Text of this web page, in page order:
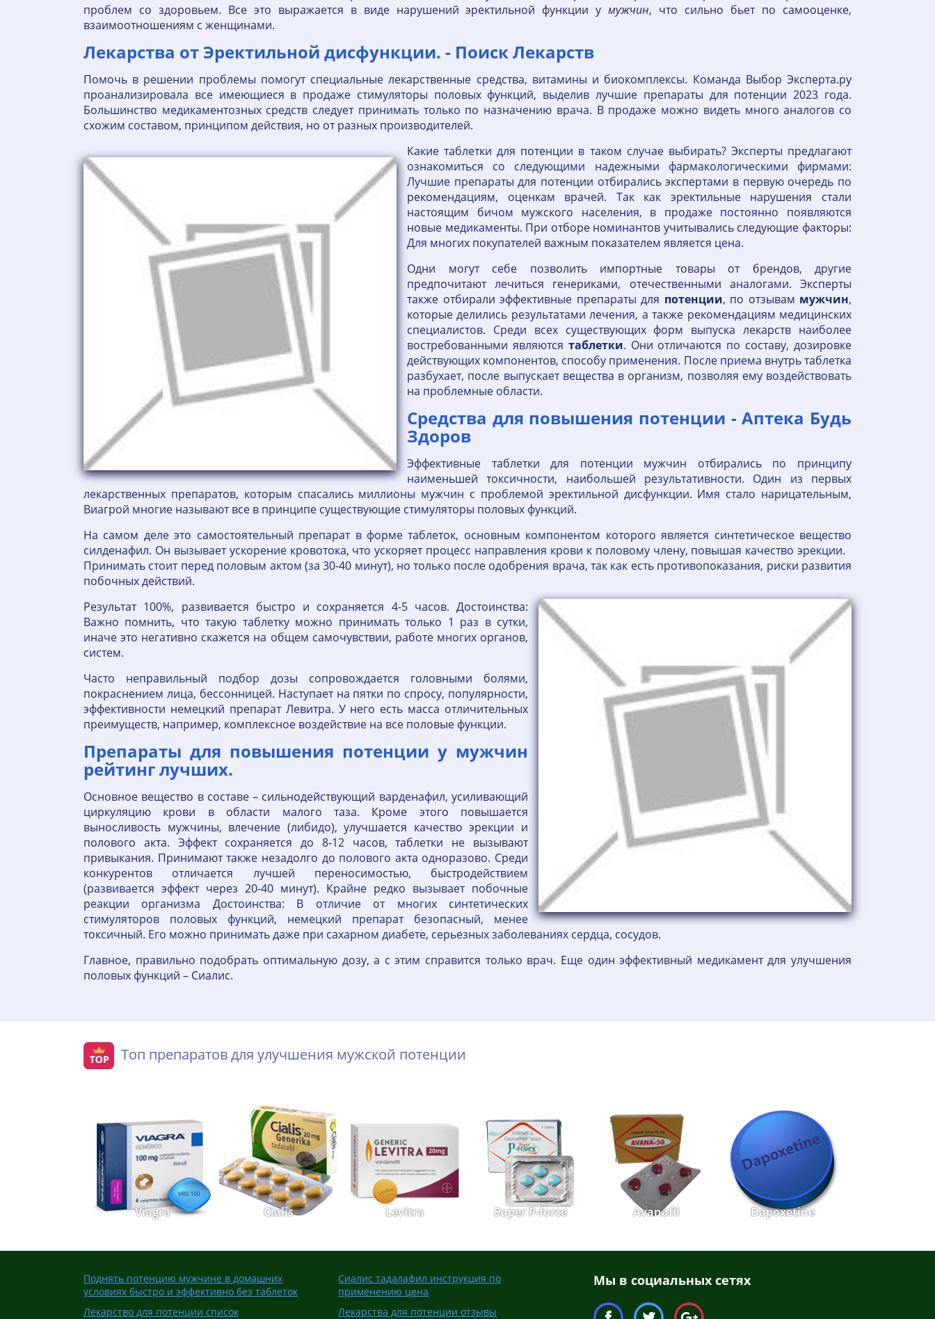
проблем со здоровьем. Все это выражается в виде нарушений эректильной функции умужчин, что сильно бьет по самооценке,
взаимоотношениям с женщинами.
Лекарства от Эректильной дисфункции. - Поиск Лекарств
Помочь в решении проблемы помогут специальные лекарственные средства, витамины и биокомплексы. Команда Выбор Эксперта.ру
проанализировала все имеющиеся в продаже стимуляторы половых функций, выделив лучшие препараты для потенции 2023 года.
Большинство медикаментозных средств следует принимать только по назначению врача. В продаже можно видеть много аналогов со
схожим составом, принципом действия, но от разных производителей.
Какие таблетки для потенции в таком случае выбирать? Эксперты предлагают
ознакомиться со следующими надежными фармакологическими фирмами:
Лучшие препараты для потенции отбирались экспертами в первую очередь по
рекомендациям, оценкам врачей. Так как эректильные нарушения стали
настоящим бичом мужского населения, в продаже постоянно появляются
новые медикаменты. При отборе номинантов учитывались следующие факторы:
Для многих покупателей важным показателем является цена.
Одни могут себе позволить импортные товары от брендов, другие
предпочитают лечиться генериками, отечественными аналогами. Эксперты
также отбирали эффективные препараты для потенции, по отзывам мужчин,
которые делились результатами лечения, а также рекомендациям медицинских
специалистов. Среди всех существующих форм выпуска лекарств наиболее
востребованными являются таблетки. Они отличаются по составу, дозировке
действующих компонентов, способу применения. После приема внутрь таблетка
разбухает, после выпускает вещества в организм, позволяя ему воздействовать
на проблемные области.
Средства для повышения потенции - Аптека Будь
Здоров
Эффективные таблетки для потенции мужчин отбирались по принципу
наименьшей токсичности, наибольшей результативности. Один из первых
лекарственных препаратов, которым спасались миллионы мужчин с проблемой эректильной дисфункции. Имя стало нарицательным,
Виагрой многие называют все в принципе существующие стимуляторы половых функций.
На самом деле это самостоятельный препарат в форме таблеток, основным компонентом которого является синтетическое вещество
силденафил. Он вызывает ускорение кровотока, что ускоряет процесс направления крови к половому члену, повышая качество эрекции.
Принимать стоит перед половым актом (за 30-40 минут), но только после одобрения врача, так как есть противопоказания, риски развития
побочных действий.
Результат 100%, развивается быстро и сохраняется 4-5 часов. Достоинства:
Важно помнить, что такую таблетку можно принимать только 1 раз в сутки,
иначе это негативно скажется на общем самочувствии, работе многих органов,
систем.
Часто неправильный подбор дозы сопровождается головными болями,
покраснением лица, бессонницей. Наступает на пятки по спросу, популярности,
эффективности немецкий препарат Левитра. У него есть масса отличительных
преимуществ, например, комплексное воздействие на все половые функции.
Препараты для повышения потенции у мужчин
рейтинг лучших.
Основное вещество в составе – сильнодействующий варденафил, усиливающий
циркуляцию крови в области малого таза. Кроме этого повышается
выносливость мужчины, влечение (либидо), улучшается качество эрекции и
полового акта. Эффект сохраняется до 8-12 часов, таблетки не вызывают
привыкания. Принимают также незадолго до полового акта одноразово. Среди
конкурентов отличается лучшей переносимостью, быстродействием
(развивается эффект через 20-40 минут). Крайне редко вызывает побочные
реакции организма Достоинства: В отличие от многих синтетических
стимуляторов половых функций, немецкий препарат безопасный, менее
токсичный. Его можно принимать даже при сахарном диабете, серьезных заболеваниях сердца, сосудов.
Главное, правильно подобрать оптимальную дозу, а с этим справится только врач. Еще один эффективный медикамент для улучшения
половых функций – Сиалис.
Топ препаратов для улучшения мужской потенции
Viagra Cialis Levitra Super P-force Avanafil Dapoxetine
Поднять потенцию мужчине в домашних
условиях быстро и эффективно без таблеток
Лекарство для потенции список
Сиалис тадалафил инструкция по
применению цена
Лекарства для потенции отзывы
Мы в социальных сетях